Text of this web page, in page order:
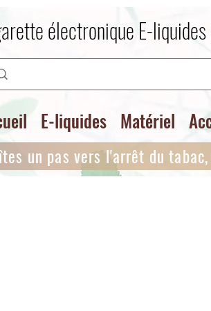
E-liquides Matériel
électronique E-
un pas vers l'arrêt du